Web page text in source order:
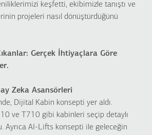
keşfetti, ekibimizle tanıştı ve
projeleri nasıl dönüştürdüğünü
Gerçek İhtiyaçlara Göre
Zeka Asansörleri
Dijital Kabin konsepti yer aldı.
ve T710 gibi kabinleri seçip detaylı
Ayrıca AI-Lifts konsepti ile geleceğin